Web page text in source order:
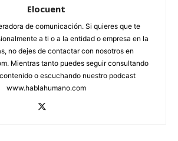
Elocuent
de comunicación. Si quieres que te
a ti o a la entidad o empresa en la
no dejes de contactar con nosotros en
Mientras tanto puedes seguir consultando
o escuchando nuestro podcast
www.hablahumano.com